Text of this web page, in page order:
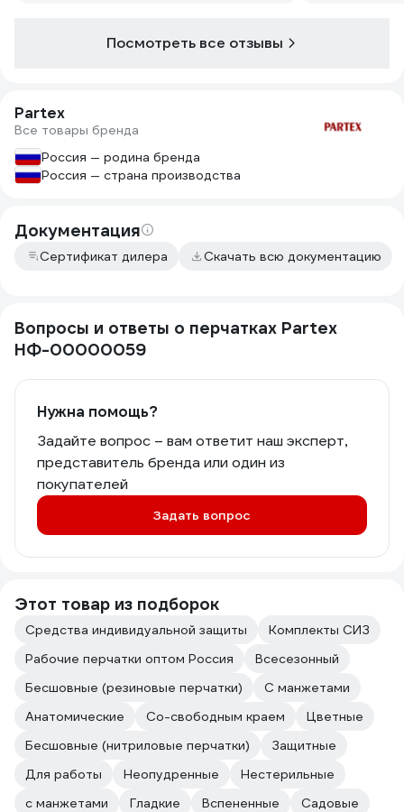
Посмотреть все отзывы
Partex
Все товары бренда
Россия — родина бренда
Россия — страна производства
Документация
Сертификат дилера Скачать всю документацию
Вопросы и ответы о перчатках Partex
НФ-00000059
Нужна помощь?
Задайте вопрос – вам ответит наш эксперт,
представитель бренда или один из
покупателей
Задать вопрос
Этот товар из подборок
Средства индивидуальной защиты
Комплекты СИЗ
Рабочие перчатки оптом Россия
Всесезонный
Бесшовные (резиновые перчатки)
С манжетами
Анатомические
Со-свободным краем
Цветные
Бесшовные (нитриловые перчатки)
Защитные
Для работы
Неопудренные
Нестерильные
с манжетами
Гладкие Вспененные
Садовые